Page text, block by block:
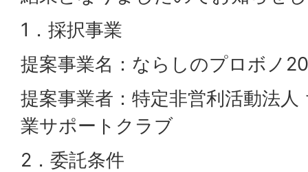
1．採択事業
提案事業名：ならしのプロボノ
提案事業者：特定非営利活動法
業サポートクラブ
2．委託条件